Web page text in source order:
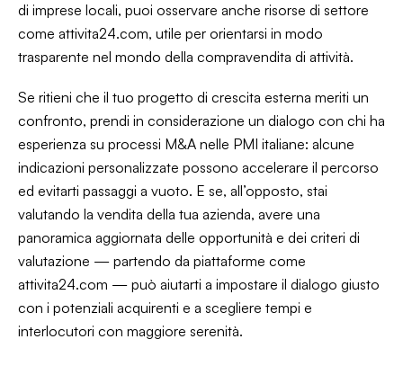
di imprese locali, puoi osservare anche risorse di settore
come attivita24.com, utile per orientarsi in modo
trasparente nel mondo della compravendita di attività.
Se ritieni che il tuo progetto di crescita esterna meriti un
confronto, prendi in considerazione un dialogo con chi ha
esperienza su processi M&A nelle PMI italiane: alcune
indicazioni personalizzate possono accelerare il percorso
ed evitarti passaggi a vuoto. E se, all’opposto, stai
valutando la vendita della tua azienda, avere una
panoramica aggiornata delle opportunità e dei criteri di
valutazione — partendo da piattaforme come
attivita24.com — può aiutarti a impostare il dialogo giusto
con i potenziali acquirenti e a scegliere tempi e
interlocutori con maggiore serenità.